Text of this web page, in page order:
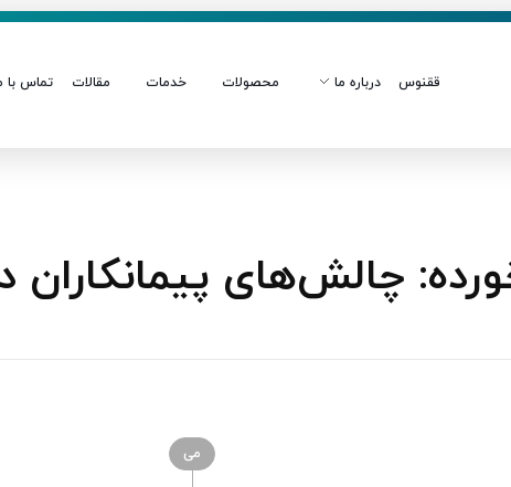
ققنوس درباره ما محصولات خدمات مقالات تماس با
چالش‌های پیمانکاران
می